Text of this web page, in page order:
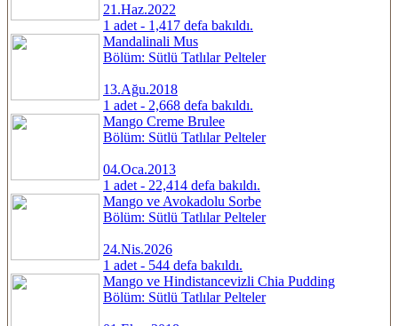
21.Haz.2022
1 adet - 1,417 defa bakıldı.
Mandalinali Mus
Bölüm: Sütlü Tatlılar Pelteler
13.Ağu.2018
1 adet - 2,668 defa bakıldı.
Mango Creme Brulee
Bölüm: Sütlü Tatlılar Pelteler
04.Oca.2013
1 adet - 22,414 defa bakıldı.
Mango ve Avokadolu Sorbe
Bölüm: Sütlü Tatlılar Pelteler
24.Nis.2026
1 adet - 544 defa bakıldı.
Mango ve Hindistancevizli Chia Pudding
Bölüm: Sütlü Tatlılar Pelteler